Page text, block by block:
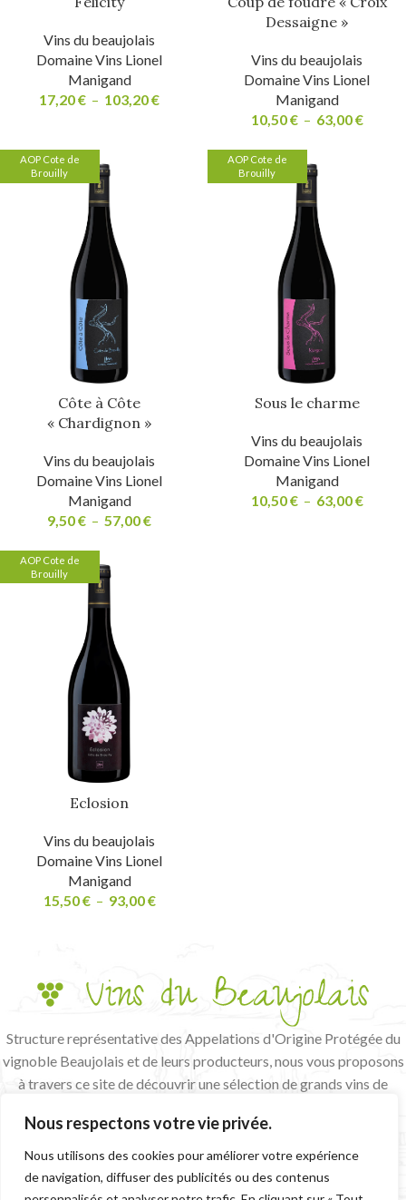
Nous respectons votre vie privée.
Nous utilisons des cookies pour améliorer votre expérience
de navigation, diffuser des publicités ou des contenus
Vins du beaujolais
Domaine Vins Lionel
Manigand
17,20€ – 103,20€
Dessaigne »
Vins du beaujolais
Domaine Vins Lionel
Manigand
10,50€ – 63,00€
AOP Cote de
Brouilly
Côte à Côte
« Chardignon »
Vins du beaujolais
Domaine Vins Lionel
Manigand
9,50€ – 57,00€
AOP Cote de
Brouilly
Sous le charme
Vins du beaujolais
Domaine Vins Lionel
Manigand
10,50€ – 63,00€
AOP Cote de
Brouilly
Eclosion
Vins du beaujolais
Domaine Vins Lionel
Manigand
15,50€ – 93,00€
Structure représentative des Appelations d'Origine Protégée du
vignoble Beaujolais et de leurs producteurs, nous vous proposons
à travers ce site de découvrir une sélection de grands vins de
L'abus d'alcool est dangereux pour la santé, à consommer avec
modération
CGVMENTIONS LÉGALES